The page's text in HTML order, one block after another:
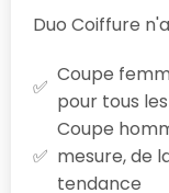
Duo Coiffure
Coupe
pour tous
Coupe
mesure, de
tendance